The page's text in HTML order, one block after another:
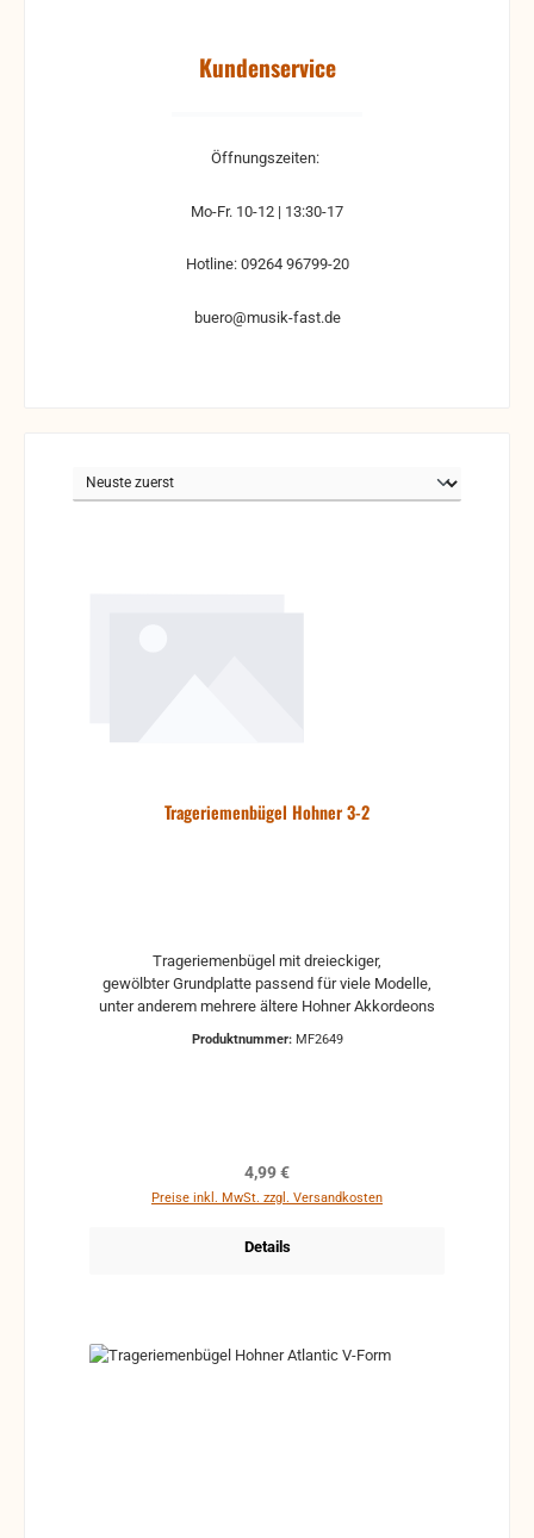
Kundenservice
Öffnungszeiten:
Mo-Fr. 10-12 | 13:30-17
Hotline: 09264 96799-20
buero@musik-fast.de
Trageriemenbügel Hohner 3-2
Trageriemenbügel mit dreieckiger,
gewölbter Grundplatte passend für viele Modelle,
unter anderem mehrere ältere Hohner Akkordeons
Produktnummer: MF2649
Regulärer Preis:
4,99 €
Preise inkl. MwSt. zzgl. Versandkosten
Details